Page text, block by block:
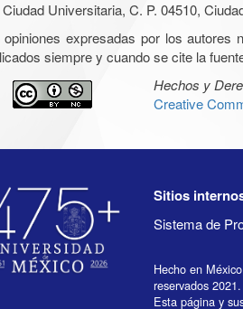
Universitaria, C. P. 04510,
opiniones expresadas por los autores
siempre y cuando se cite la
Hechos y
Creative
Sitios
Sistema de
Hecho en
reservados 2021.
Esta página y